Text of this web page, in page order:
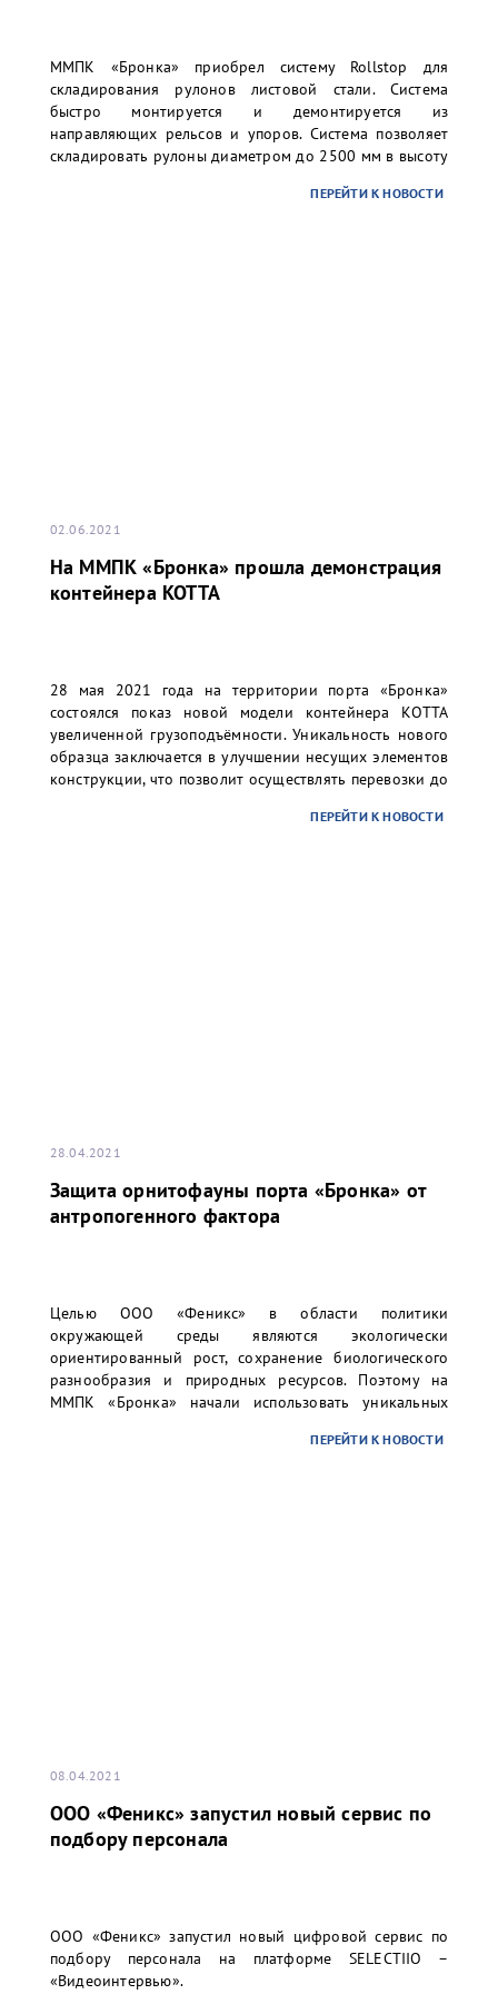
ММПК «Бронка» приобрел систему Rollstop для
складирования рулонов листовой стали. Система
быстро монтируется и демонтируется из
направляющих рельсов и упоров. Система позволяет
складировать рулоны диаметром до 2500 мм в высоту
хранение существенно повысит уровень безопасности
ПЕРЕЙТИ К НОВОСТИ
02.06.2021
На ММПК «Бронка» прошла демонстрация
контейнера KOTTA
28 мая 2021 года на территории порта «Бронка»
состоялся показ новой модели контейнера КОТТА
увеличенной грузоподъёмности. Уникальность нового
образца заключается в улучшении несущих элементов
конструкции, что позволит осуществлять перевозки до
ПЕРЕЙТИ К НОВОСТИ
28.04.2021
Защита орнитофауны порта «Бронка» от
антропогенного фактора
Целью ООО «Феникс» в области политики
окружающей среды являются экологически
ориентированный рост, сохранение биологического
разнообразия и природных ресурсов. Поэтому на
ММПК «Бронка» начали использовать уникальных
зоны, окружающей перегрузочный комплекс, от
ПЕРЕЙТИ К НОВОСТИ
08.04.2021
ООО «Феникс» запустил новый сервис по
подбору персонала
ООО «Феникс» запустил новый цифровой сервис по
подбору персонала на платформе SELECTIIO –
«Видеоинтервью».